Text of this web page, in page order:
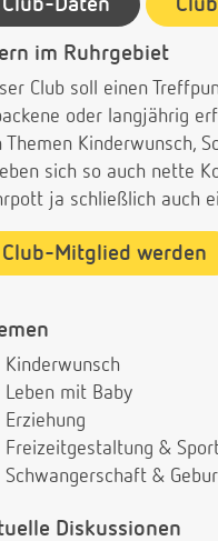
im Ruhrgebiet
Club soll einen
oder langjährig
Themen Kinderwunsch,
sich so auch nette
ja schließlich auch
Club-Mitglied werden
Kinderwunsch
Leben mit Baby
Erziehung
Freizeitgestaltung &
Schwangerschaft &
Diskussionen